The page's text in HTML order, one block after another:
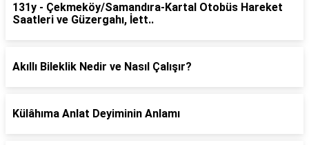
131y - Çekmeköy/Samandıra-Kartal Otobüs Hareket
Saatleri ve Güzergahı, İett..
Akıllı Bileklik Nedir ve Nasıl Çalışır?
Külâhıma Anlat Deyiminin Anlamı